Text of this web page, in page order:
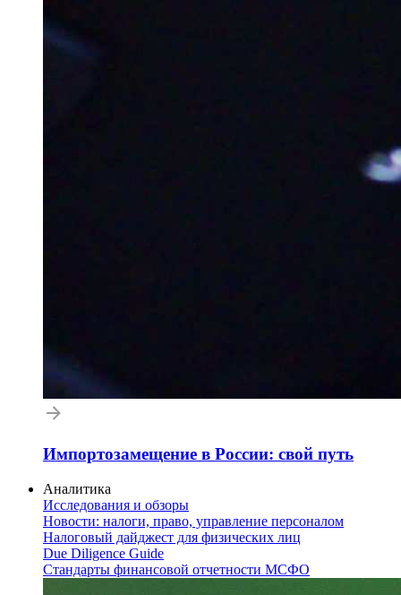
Импортозамещение в России: свой путь
Аналитика
Исследования и обзоры
Новости: налоги, право, управление персоналом
Налоговый дайджест для физических лиц
Due Diligence Guide
Стандарты финансовой отчетности МСФО